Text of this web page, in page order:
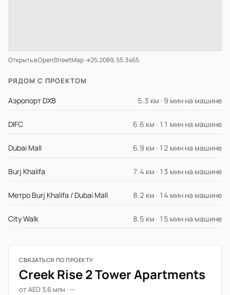
Открыть в OpenStreetMap →25.2089, 55.3465
РЯДОМ С ПРОЕКТОМ
Аэропорт DXB 5.3 км · 9 мин на машине
DIFC 6.6 км · 11 мин на машине
Dubai Mall 6.9 км · 12 мин на машине
Burj Khalifa 7.4 км · 13 мин на машине
Метро Burj Khalifa / Dubai Mall 8.2 км · 14 мин на машине
City Walk 8.5 км · 15 мин на машине
СВЯЗАТЬСЯ ПО ПРОЕКТУ
Creek Rise 2 Tower Apartments
от AED 3,6 млн · —